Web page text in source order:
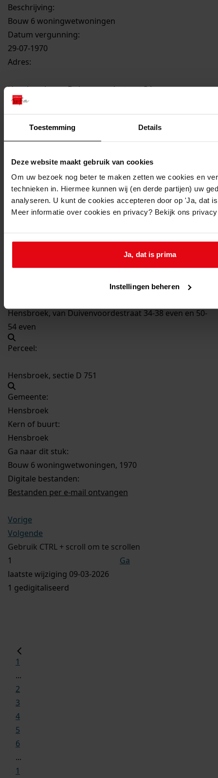
Toestemming Details
Deze website maakt gebruik van cookies
Om uw bezoek nog beter te maken zetten we cookies en
technieken in. Hiermee kunnen wij (en derde partijen) uw
analyseren. U kunt de cookies accepteren door op 'Ja, dat
Meer informatie over cookies en privacy? Bekijk ons
Ja, dat is prima
Instellingen beheren
Beschrijving:
Bouw 6 woningwetwoningen
Datum vergunning:
29-07-1970
Adres:
Hensbroek, van Duivenvoordestraat 34
Hensbroek, van Duivenvoordestraat 36
Hensbroek, van Duivenvoordestraat 38
Hensbroek, van Duivenvoordestraat 50
Hensbroek, van Duivenvoordestraat 34-38 even en 50-
54 even
Perceel:
Hensbroek, sectie D 751
Gemeente:
Hensbroek
Kern of buurt:
Hensbroek
Ga naar dit stuk:
Bouw 6 woningwetwoningen, 1970
Digitale bestanden:
Bestanden per e-mail ontvangen
Vorige
Volgende
Gebruik CTRL + scroll om te scrollen
Ga
laatste wijziging 09-03-2026
1 gedigitaliseerd
1
...
2
3
4
5
6
...
1